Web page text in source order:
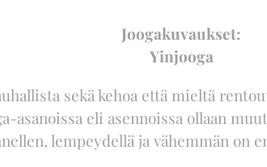
Joogakuvaukset:
Yinjooga
sekä kehoa että mieltä
asanoissa eli asennoissa ollaan
lempeydellä ja vähemmän on